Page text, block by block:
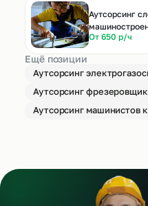
Аутсорсинг
От 650 р/ч
Ещё позиции
Аутсорсинг
Аутсорсинг
Аутсорсинг машинистов